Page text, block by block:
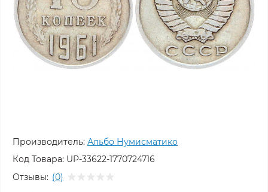
Производитель: Альбо Нумисматико
Код Товара: UP-33622-1770724716
Отзывы: (0)